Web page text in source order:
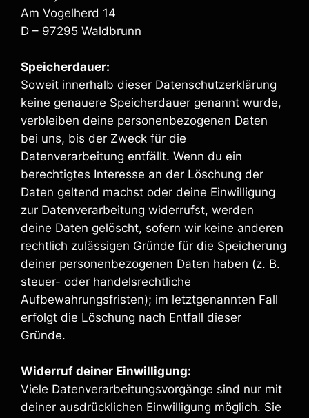
Am Vogelherd 14
D – 97295 Waldbrunn
Speicherdauer:
Soweit innerhalb dieser Datenschutzerklärung
keine genauere Speicherdauer genannt wurde,
verbleiben deine personenbezogenen Daten
bei uns, bis der Zweck für die
Datenverarbeitung entfällt. Wenn du ein
berechtigtes Interesse an der Löschung der
Daten geltend machst oder deine Einwilligung
zur Datenverarbeitung widerrufst, werden
deine Daten gelöscht, sofern wir keine anderen
rechtlich zulässigen Gründe für die Speicherung
deiner personenbezogenen Daten haben (z. B.
steuer- oder handelsrechtliche
Aufbewahrungsfristen); im letztgenannten Fall
erfolgt die Löschung nach Entfall dieser
Gründe.
Widerruf deiner Einwilligung:
Viele Datenverarbeitungsvorgänge sind nur mit
deiner ausdrücklichen Einwilligung möglich. Sie